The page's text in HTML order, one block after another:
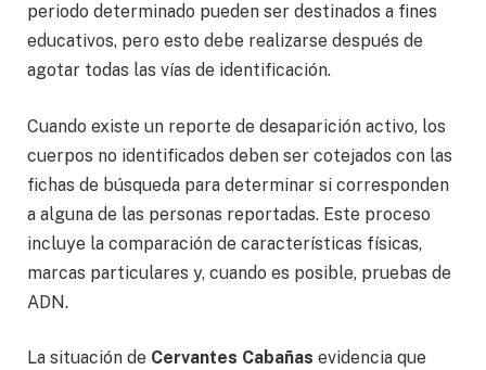
periodo determinado pueden ser destinados a fines
educativos, pero esto debe realizarse después de
agotar todas las vías de identificación.
Cuando existe un reporte de desaparición activo, los
cuerpos no identificados deben ser cotejados con las
fichas de búsqueda para determinar si corresponden
a alguna de las personas reportadas. Este proceso
incluye la comparación de características físicas,
marcas particulares y, cuando es posible, pruebas de
ADN.
La situación de Cervantes Cabañas evidencia que